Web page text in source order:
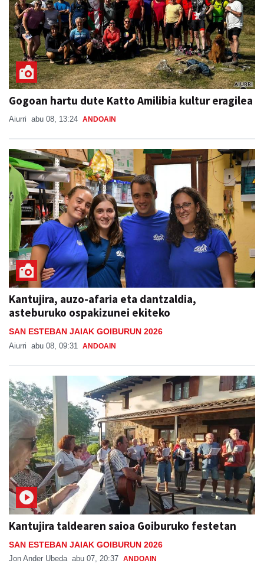
Gogoan hartu dute Katto Amilibia kultur eragilea
Aiurri abu 08, 13:24 ANDOAIN
Kantujira, auzo-afaria eta dantzaldia,
asteburuko ospakizunei ekiteko
SAN ESTEBAN JAIAK GOIBURUN 2026
Aiurri abu 08, 09:31 ANDOAIN
Kantujira taldearen saioa Goiburuko festetan
SAN ESTEBAN JAIAK GOIBURUN 2026
Jon Ander Ubeda abu 07, 20:37 ANDOAIN